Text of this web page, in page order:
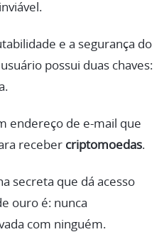
e a segurança do
possui duas chaves:
endereço de e-mail que
receber criptomoedas.
secreta que dá acesso
ouro é: nunca
com ninguém.